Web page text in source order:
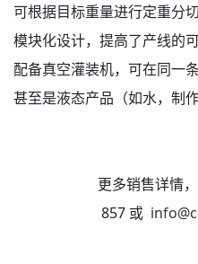
可根据目标重量进行定重分切
模块化设计，提高了产线的
配备真空灌装机，可在同一
甚至是液态产品（如水，制作
更多销售详情
857 或